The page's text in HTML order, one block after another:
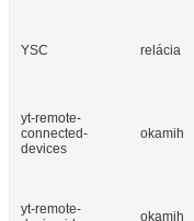
YSC relácia
yt-remote-
connected-
devices
okamih
yt-remote-
okamih